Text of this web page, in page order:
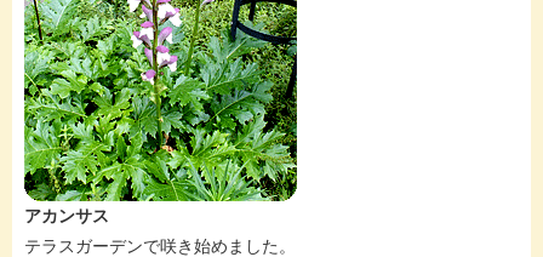
アカンサス
テラスガーデンで咲き始めました。